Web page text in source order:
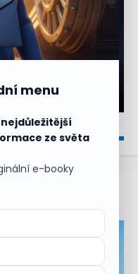
menu
ze světa
e-booky